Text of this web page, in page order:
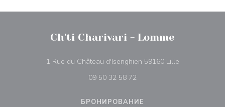
Ch'ti Charivari - Lomme
1 Rue du Château d'Isenghien 59160 Lille
09 50 32 58 72
БРОНИРОВАНИЕ